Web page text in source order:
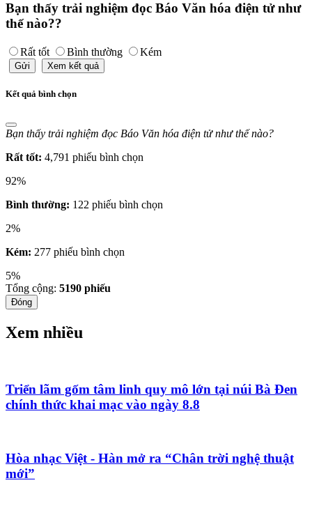
Bạn thấy trải nghiệm đọc Báo Văn hóa điện tử như
thế nào??
Rất tốt Bình thường Kém
Gửi Xem kết quả
Kết quả bình chọn
Bạn thấy trải nghiệm đọc Báo Văn hóa điện tử như thế nào?
Rất tốt: 4,791 phiếu bình chọn
92%
Bình thường: 122 phiếu bình chọn
2%
Kém: 277 phiếu bình chọn
5%
Tổng cộng: 5190 phiếu
Đóng
Xem nhiều
Triển lãm gốm tâm linh quy mô lớn tại núi Bà Đen
chính thức khai mạc vào ngày 8.8
Hòa nhạc Việt - Hàn mở ra “Chân trời nghệ thuật
mới”